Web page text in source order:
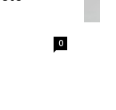
0